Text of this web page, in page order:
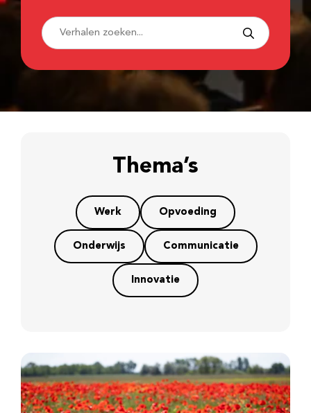
Thema’s
Werk Opvoeding
Onderwijs Communicatie
Innovatie